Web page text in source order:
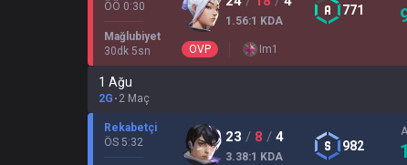
ÖÖ 0:30
Mağlubiyet
30dk 5sn
1.56:1 KDA
771
OVP Im1
1 Ağu
2G 2 Maç
Rekabetçi
ÖS 5:32
23 / 8 / 4
3.38:1 KDA
982